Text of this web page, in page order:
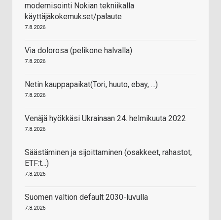
modernisointi Nokian tekniikalla
käyttäjäkokemukset/palaute
7.8.2026
Via dolorosa (pelikone halvalla)
7.8.2026
Netin kauppapaikat(Tori, huuto, ebay, ...)
7.8.2026
Venäjä hyökkäsi Ukrainaan 24. helmikuuta 2022
7.8.2026
Säästäminen ja sijoittaminen (osakkeet, rahastot,
ETF:t...)
7.8.2026
Suomen valtion default 2030-luvulla
7.8.2026